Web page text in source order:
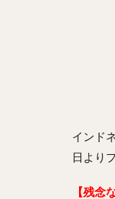
インド
日より
【残念